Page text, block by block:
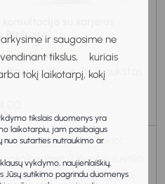
ir saugosime ne
tikslus, kuriais
tokį laikotarpį, kokį
tikslais duomenys yra
laikotarpiu, jam pasibaigus
nuo sutarties nutraukimo ar
vykdymo, naujienlaiškių,
Jūsų sutikimo pagrindu duomenys
Biržuose
konsultacija
Basanavičiaus 4B, II aukštas
darbo pokalbiui? Kokios
metu? Kviečiu susitikti
Regioniniame karjeros